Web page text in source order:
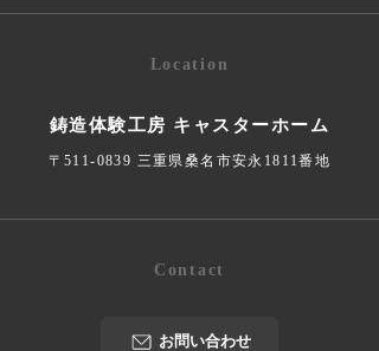
Location
鋳造体験工房 キャスターホーム
〒511-0839 三重県桑名市安永1811番地
Contact
お問い合わせ